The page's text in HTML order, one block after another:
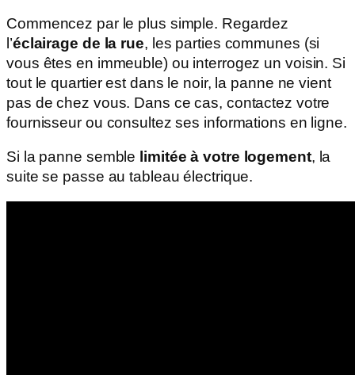
Commencez par le plus simple. Regardez
l’éclairage de la rue, les parties communes (si
vous êtes en immeuble) ou interrogez un voisin. Si
tout le quartier est dans le noir, la panne ne vient
pas de chez vous. Dans ce cas, contactez votre
fournisseur ou consultez ses informations en ligne.
Si la panne semble limitée à votre logement, la
suite se passe au tableau électrique.